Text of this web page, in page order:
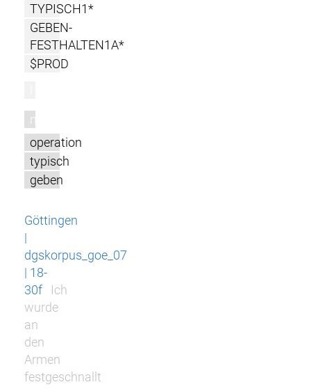
TYPISCH1*
GEBEN-
FESTHALTEN1A*
$PROD
m
operation
typisch
geben
Göttingen
|
dgskorpus_goe_07
| 18-
30f
Ich
wurde
an
den
Armen
festgeschnallt